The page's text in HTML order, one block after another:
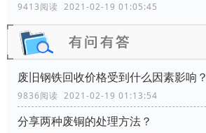
9413阅读 2021-02-19 01:05:45
废旧钢铁回收价格受到什么因素影响？
9836阅读 2021-02-19 01:13:54
分享两种废铜的处理方法？